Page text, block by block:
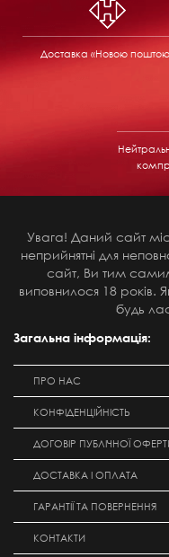
Доставка «Новою
Увага! Даний сайт
неприйнятні для
сайт, Ви тим
виповнилося 18 років.
будь
Загальна інформація:
ПРО НАС
КОНФІДЕНЦІЙНІСТЬ
ДОГОВІР ПУБЛІЧНОЇ
ДОСТАВКА І ОПЛАТА
ГАРАНТІЇ ТА ПОВЕРНЕННЯ
КОНТАКТИ